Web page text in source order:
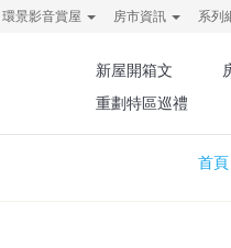
環景影音賞屋 房市資訊 系列
新屋開箱文
重劃特區巡禮
首頁